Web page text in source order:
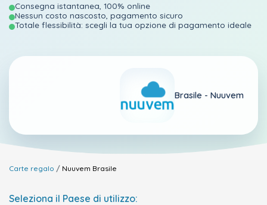
Consegna istantanea, 100% online
Nessun costo nascosto, pagamento sicuro
Totale flessibilità: scegli la tua opzione di pagamento ideale
Brasile - Nuuvem
Carte regalo Nuuvem Brasile
Seleziona il Paese di utilizzo: